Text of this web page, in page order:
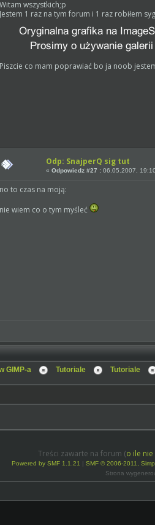
Witam wszystkich;p
Jestem 1 raz na tym forum i 1 raz robiłem
Piszcie co mam poprawiać bo ja noob
Odp: SnajperQ sig tut
«Odpowiedz #27 : 06.05.2007,
no to czas na moją:
nie wiem co o tym myśleć
GIMP-a Tutoriale Tutoriale
Treści zawarte na forum (o ile
Powered by SMF 1.1.21 | SMF © 2006-2011,
Strona